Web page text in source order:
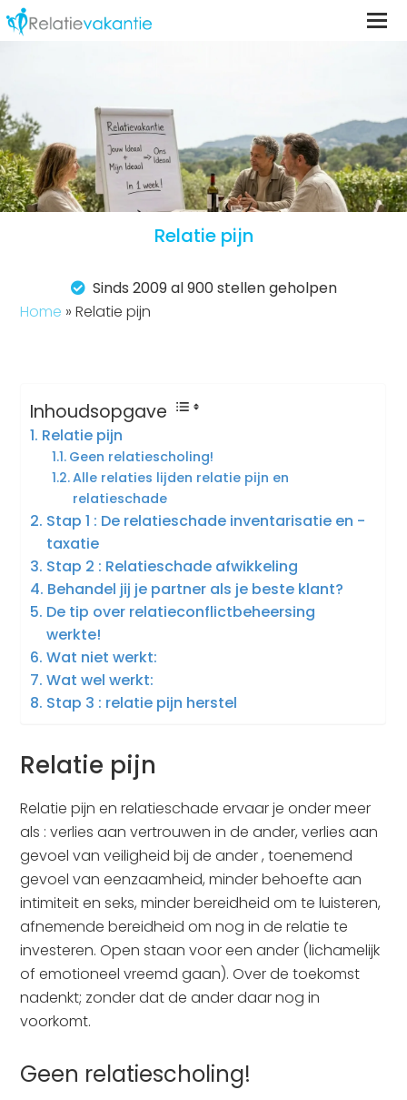
Relatie pijn
Sinds 2009 al 900 stellen geholpen
Home »Relatie pijn
Inhoudsopgave
Relatie pijn
Geen relatiescholing!
Alle relaties lijden relatie pijn en
relatieschade
Stap 1 : De relatieschade inventarisatie en -
taxatie
Stap 2 : Relatieschade afwikkeling
Behandel jij je partner als je beste klant?
De tip over relatieconflictbeheersing
werkte!
Wat niet werkt:
Wat wel werkt:
Stap 3 : relatie pijn herstel
Relatie pijn
Relatie pijn en relatieschade ervaar je onder meer
als : verlies aan vertrouwen in de ander, verlies aan
gevoel van veiligheid bij de ander , toenemend
gevoel van eenzaamheid, minder behoefte aan
intimiteit en seks, minder bereidheid om te luisteren,
afnemende bereidheid om nog in de relatie te
investeren. Open staan voor een ander (lichamelijk
of emotioneel vreemd gaan). Over de toekomst
nadenkt; zonder dat de ander daar nog in
voorkomt.
Geen relatiescholing!